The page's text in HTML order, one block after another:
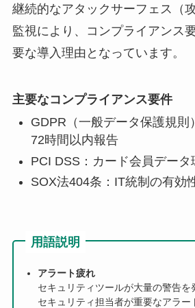
継続的なアタックサーフェス（
監視により、コンプライアンス
要な導入理由となっています。
主要なコンプライアンス要件
GDPR（一般データ保護規則
72時間以内報告
PCI DSS：カード会員データ
SOX法404条：IT統制の有効
用語説明
アラート疲れ
セキュリティツールが大量の警告を
セキュリティ担当者が重要なアラー